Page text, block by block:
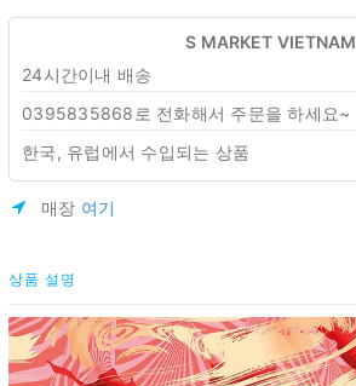
S MARKET VIETNAM
24시간이내 배송
0395835868로 전화해서 주문을 하세요~
한국, 유럽에서 수입되는 상품
매장 여기
상품 설명